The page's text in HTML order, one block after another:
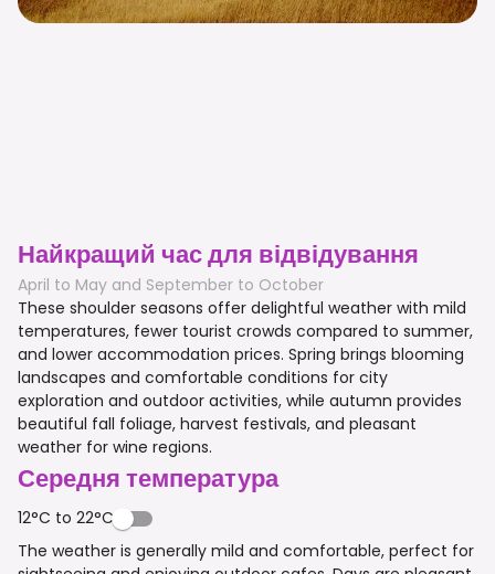
Найкращий час для відвідування
April to May and September to October
These shoulder seasons offer delightful weather with mild
temperatures, fewer tourist crowds compared to summer,
and lower accommodation prices. Spring brings blooming
landscapes and comfortable conditions for city
exploration and outdoor activities, while autumn provides
beautiful fall foliage, harvest festivals, and pleasant
weather for wine regions.
Середня температура
12°C to 22°C
The weather is generally mild and comfortable, perfect for